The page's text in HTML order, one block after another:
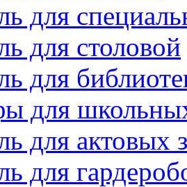
для
для столовой
для
для
для актовых
для